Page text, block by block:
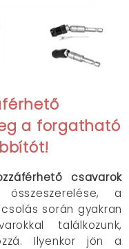
a forgatható
csavarok
a
során gyakran
találkozunk,
Ilyenkor jön a